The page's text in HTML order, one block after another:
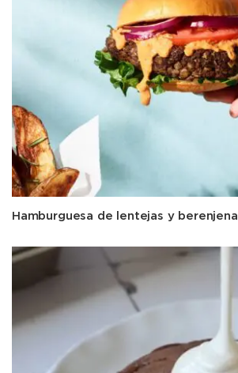
Hamburguesa de lentejas y berenjena